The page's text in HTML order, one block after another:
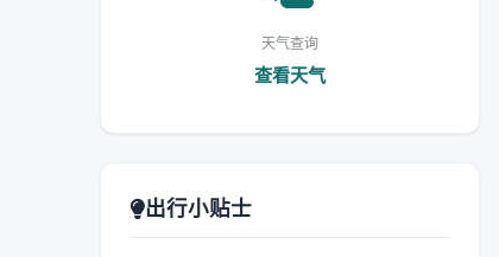
天气查询
查看天气
出行小贴士